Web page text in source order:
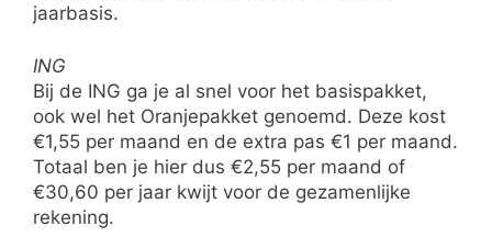
jaarbasis.
ING
Bij de ING ga je al snel voor het basispakket,
ook wel het Oranjepakket genoemd. Deze kost
€1,55 per maand en de extra pas €1 per maand.
Totaal ben je hier dus €2,55 per maand of
€30,60 per jaar kwijt voor de gezamenlijke
rekening.